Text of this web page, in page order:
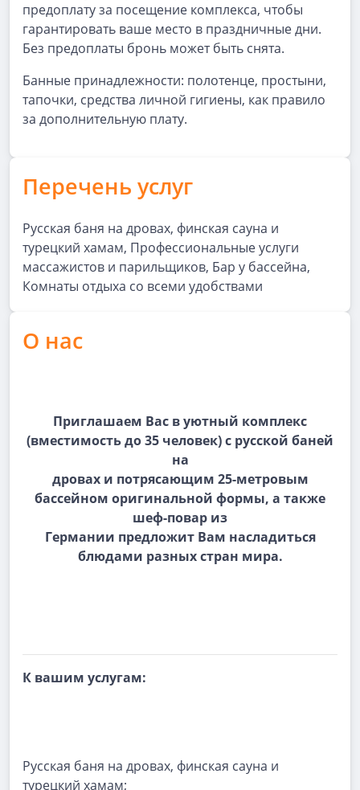
предоплату за посещение комплекса, чтобы
гарантировать ваше место в праздничные дни.
Без предоплаты бронь может быть снята.
Банные принадлежности: полотенце, простыни,
тапочки, средства личной гигиены, как правило
за дополнительную плату.
Перечень услуг
Русская баня на дровах, финская сауна и
турецкий хамам, Профессиональные услуги
массажистов и парильщиков, Бар у бассейна,
Комнаты отдыха со всеми удобствами
О нас
Приглашаем Вас в уютный комплекс
(вместимость до 35 человек) с русской баней
на
дровах и потрясающим 25-метровым
бассейном оригинальной формы, а также
шеф-повар из
Германии предложит Вам насладиться
блюдами разных стран мира.
К вашим услугам:
Русская баня на дровах, финская сауна и
турецкий хамам;